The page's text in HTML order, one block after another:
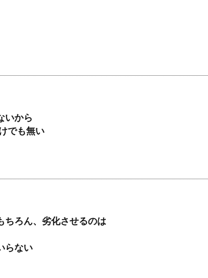
いから
でも無い
ちろん、劣化させるのは
らない